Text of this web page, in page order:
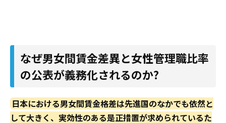
なぜ男女間賃金差異と女性管理職比率
の公表が義務化されるのか?
日本における男女間賃金格差は先進国のなかでも依然と
して大きく、実効性のある是正措置が求められているた